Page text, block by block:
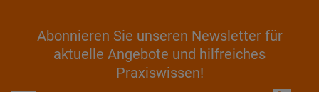
Abonnieren Sie unseren Newsletter für
aktuelle Angebote und hilfreiches
Praxiswissen!